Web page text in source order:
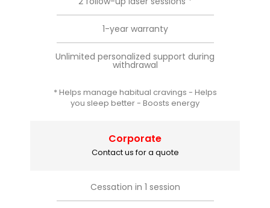
1-year warranty
Unlimited personalized support during
withdrawal
* Helps manage habitual cravings - Helps
you sleep better - Boosts energy
Corporate
Contact us for a quote
Cessation in 1 session